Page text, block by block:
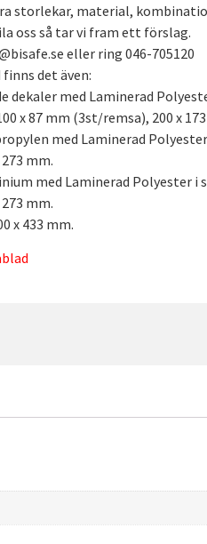
storlekar, material,
oss så tar vi fram ett förslag.
eller ring 046-705120
det även:
dekaler med Laminerad
x 87 mm (3st/remsa), 200 x
med Laminerad
mm.
med Laminerad Polyester i
mm.
x 433 mm.